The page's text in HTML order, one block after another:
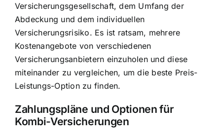
Versicherungsgesellschaft, dem Umfang der
Abdeckung und dem individuellen
Versicherungsrisiko. Es ist ratsam, mehrere
Kostenangebote von verschiedenen
Versicherungsanbietern einzuholen und diese
miteinander zu vergleichen, um die beste Preis-
Leistungs-Option zu finden.
Zahlungspläne und Optionen für
Kombi-Versicherungen